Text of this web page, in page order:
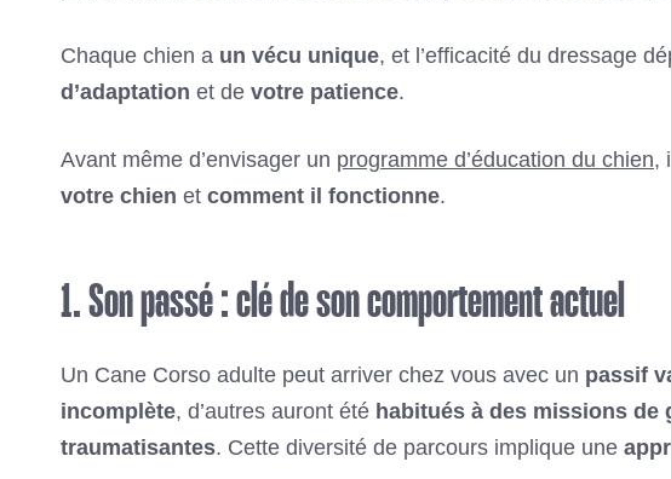
Chaque chien a un vécu unique, et l’efficacité du dressage
d’adaptation et de votre patience.
Avant même d’envisager un programme d’éducation du chien,
votre chien et comment il fonctionne.
1. Son passé : clé de son comportement actuel
Un Cane Corso adulte peut arriver chez vous avec un passif
incomplète, d’autres auront été habitués à des missions de
traumatisantes. Cette diversité de parcours implique une